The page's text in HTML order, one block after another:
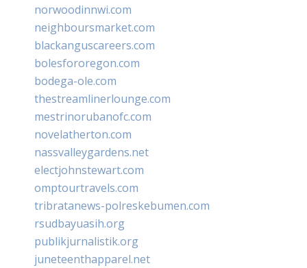
norwoodinnwi.com
neighboursmarket.com
blackanguscareers.com
bolesfororegon.com
bodega-ole.com
thestreamlinerlounge.com
mestrinorubanofc.com
novelatherton.com
nassvalleygardens.net
electjohnstewart.com
omptourtravels.com
tribratanews-polreskebumen.com
rsudbayuasih.org
publikjurnalistik.org
juneteenthapparel.net